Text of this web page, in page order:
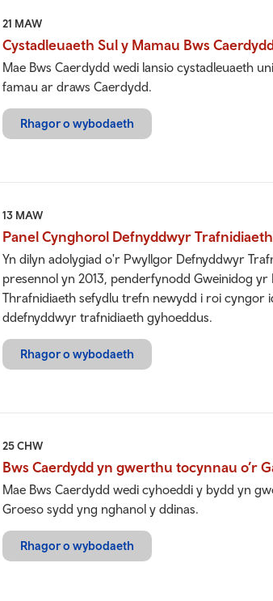
21 MAW
Cystadleuaeth Sul y Mamau Bws
Mae Bws Caerdydd wedi lansio cystadleuaeth
famau ar draws Caerdydd.
Rhagor o wybodaeth
13 MAW
Panel Cynghorol Defnyddwyr
Yn dilyn adolygiad o'r Pwyllgor Defnyddwyr
presennol yn 2013, penderfynodd Gweinidog yr
Thrafnidiaeth sefydlu trefn newydd i roi cyngor
ddefnyddwyr trafnidiaeth gyhoeddus.
Rhagor o wybodaeth
25 CHW
Bws Caerdydd yn gwerthu tocynnau o’r
Mae Bws Caerdydd wedi cyhoeddi y bydd yn
Groeso sydd yng nghanol y ddinas.
Rhagor o wybodaeth